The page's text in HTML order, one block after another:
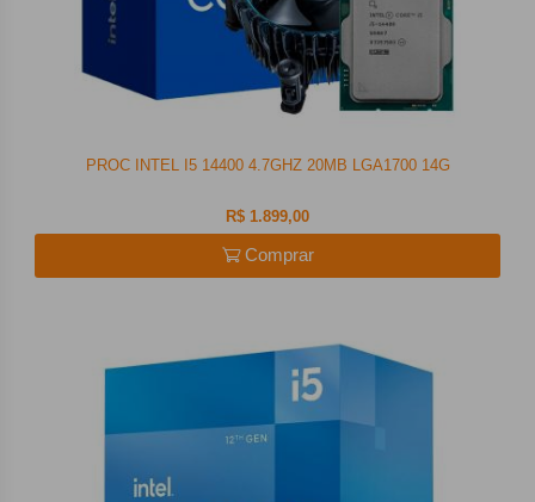
PROC INTEL I5 14400 4.7GHZ 20MB LGA1700 14G
R$ 1.899,00
Comprar